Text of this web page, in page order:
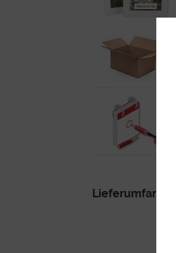
Lieferumfang: